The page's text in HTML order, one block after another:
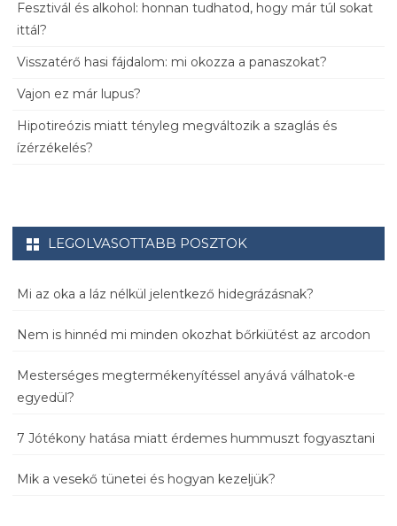
Fesztivál és alkohol: honnan tudhatod, hogy már túl sokat
ittál?
Visszatérő hasi fájdalom: mi okozza a panaszokat?
Vajon ez már lupus?
Hipotireózis miatt tényleg megváltozik a szaglás és
ízérzékelés?
LEGOLVASOTTABB POSZTOK
Mi az oka a láz nélkül jelentkező hidegrázásnak?
Nem is hinnéd mi minden okozhat bőrkiütést az arcodon
Mesterséges megtermékenyítéssel anyává válhatok-e
egyedül?
7 Jótékony hatása miatt érdemes hummuszt fogyasztani
Mik a vesekő tünetei és hogyan kezeljük?